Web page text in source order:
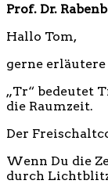
Prof. Dr.
Hallo Tom,
gerne
„Tr“ bedeutet
die Raumzeit.
Der
Wenn Du die
durch